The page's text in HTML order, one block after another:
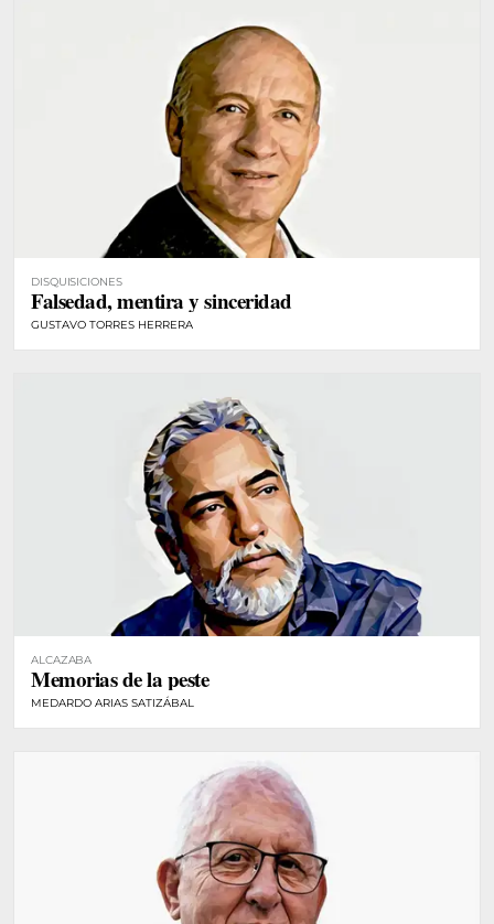
DISQUISICIONES
Falsedad, mentira y sinceridad
GUSTAVO TORRES HERRERA
ALCAZABA
Memorias de la peste
MEDARDO ARIAS SATIZÁBAL